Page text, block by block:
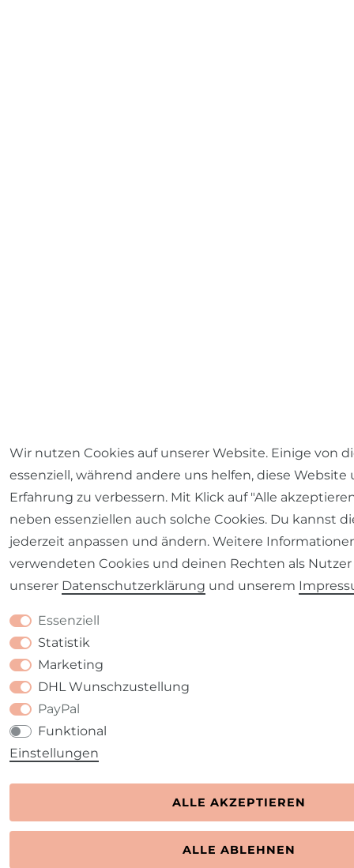
Wir nutzen Cookies auf unserer Website. Einige von
essenziell, während andere uns helfen, diese Website
Erfahrung zu verbessern. Mit Klick auf "Alle
neben essenziellen auch solche Cookies. Du kannst
jederzeit anpassen und ändern. Weitere
verwendeten Cookies und deinen Rechten als
unserer Daten­schutz­erklärung und unserem
Essenziell
Statistik
Marketing
DHL Wunschzustellung
PayPal
Funktional
Einstellungen
ALLE AKZEPTIEREN
ALLE ABLEHNEN